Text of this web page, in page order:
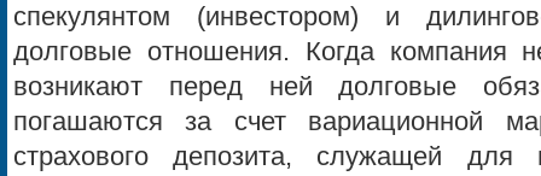
спекулянтом (инвестором) и
долговые отношения. Когда компания
возникают перед ней долговые
погашаются за счет вариационной
страхового депозита, служащей для